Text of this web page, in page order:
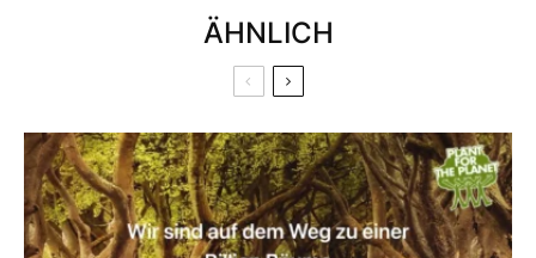
ÄHNLICH